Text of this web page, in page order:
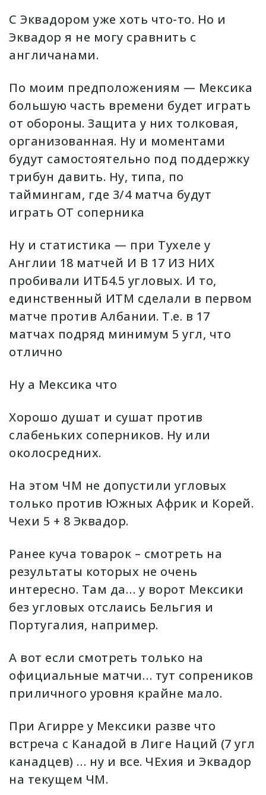
С Эквадором уже хоть что-то. Но и
Эквадор я не могу сравнить с
англичанами.
По моим предположениям — Мексика
большую часть времени будет играть
от обороны. Защита у них толковая,
организованная. Ну и моментами
будут самостоятельно под поддержку
трибун давить. Ну, типа, по
таймингам, где 3/4 матча будут
играть ОТ соперника
Ну и статистика — при Тухеле у
Англии 18 матчей И В 17 ИЗ НИХ
пробивали ИТБ4.5 угловых. И то,
единственный ИТМ сделали в первом
матче против Албании. Т.е. в 17
матчах подряд минимум 5 угл, что
отлично
Ну а Мексика что
Хорошо душат и сушат против
слабеньких соперников. Ну или
околосредних.
На этом ЧМ не допустили угловых
только против Южных Африк и Корей.
Чехи 5 + 8 Эквадор.
Ранее куча товарок – смотреть на
результаты которых не очень
интересно. Там да… у ворот Мексики
без угловых отслаись Бельгия и
Португалия, например.
А вот если смотреть только на
официальные матчи… тут сопреников
приличного уровня крайне мало.
При Агирре у Мексики разве что
встреча с Канадой в Лиге Наций (7 угл
канадцев) … ну и все. ЧЕхия и Эквадор
на текущем ЧМ.